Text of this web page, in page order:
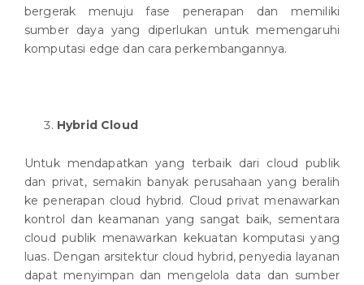
bergerak menuju fase penerapan dan memiliki
sumber daya yang diperlukan untuk memengaruhi
komputasi edge dan cara perkembangannya.
Hybrid Cloud
Untuk mendapatkan yang terbaik dari cloud publik
dan privat, semakin banyak perusahaan yang beralih
ke penerapan cloud hybrid. Cloud privat menawarkan
kontrol dan keamanan yang sangat baik, sementara
cloud publik menawarkan kekuatan komputasi yang
luas. Dengan arsitektur cloud hybrid, penyedia layanan
dapat menyimpan dan mengelola data dan sumber